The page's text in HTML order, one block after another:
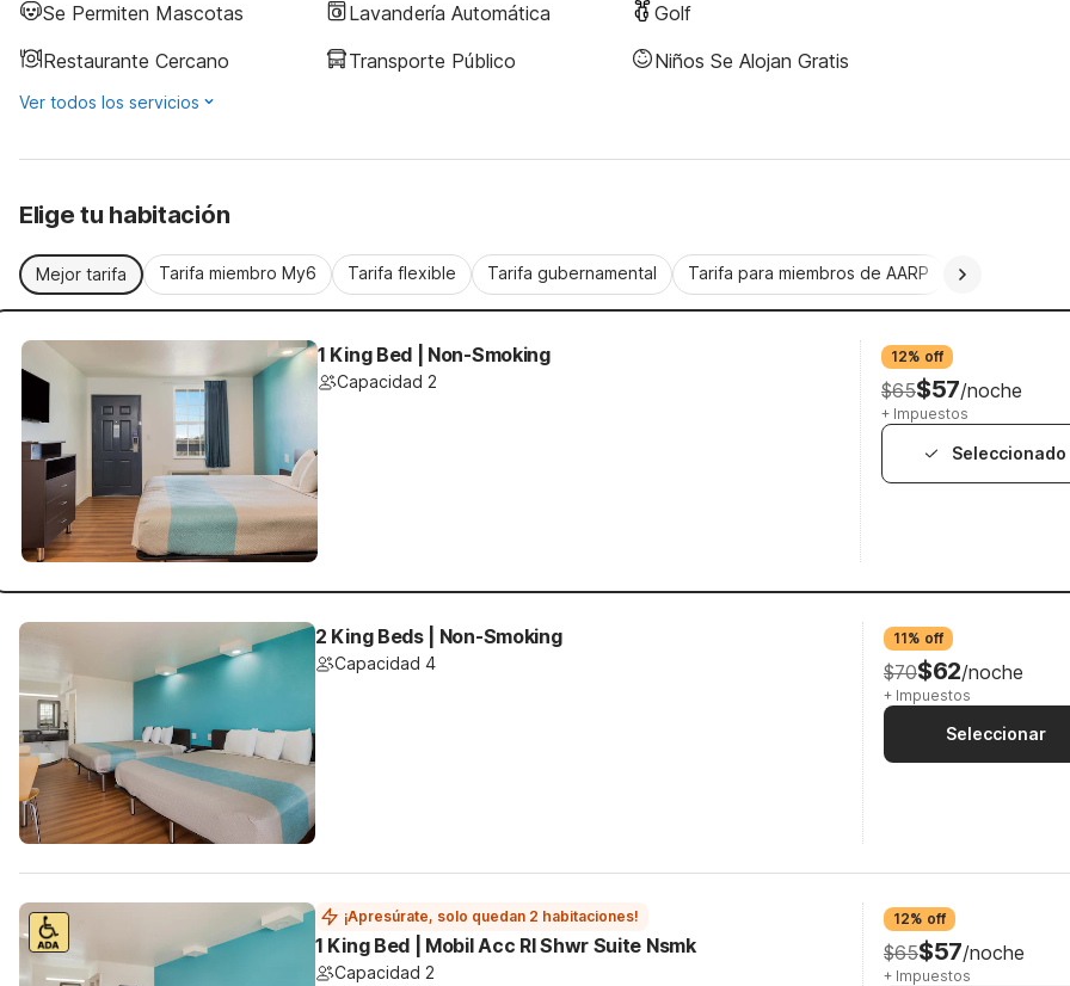
Se Permiten Mascotas Lavandería Automática
Golf
Restaurante Cercano
Transporte Público Niños Se Alojan Gratis
Ver todos los servicios
Elige tu habitación
Mejor tarifa Tarifa miembro My6 Tarifa flexible Tarifa gubernamental Tarifa para miembros de AARP
1 King Bed | Non-Smoking
Capacidad 2
12% off
$65$57/noche
+ Impuestos
Seleccionado
2 King Beds | Non-Smoking
Capacidad 4
11% off
$70$62/noche
+ Impuestos
Seleccionar
¡Apresúrate, solo quedan 2 habitaciones!
1 King Bed | Mobil Acc RI Shwr Suite Nsmk
Capacidad 2
12% off
$65$57/noche
+ Impuestos